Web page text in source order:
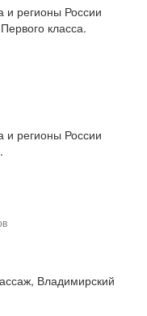
и регионы России
класса.
и регионы России
Владимирский